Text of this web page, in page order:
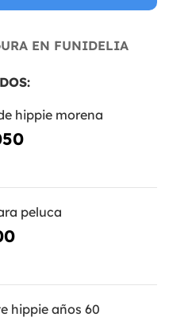
EN FUNIDELIA
hippie morena
peluca
hippie años 60